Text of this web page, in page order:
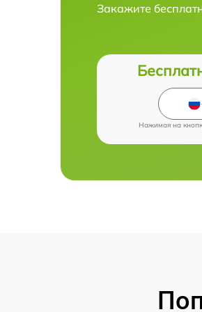
Закажите
Нажимая на